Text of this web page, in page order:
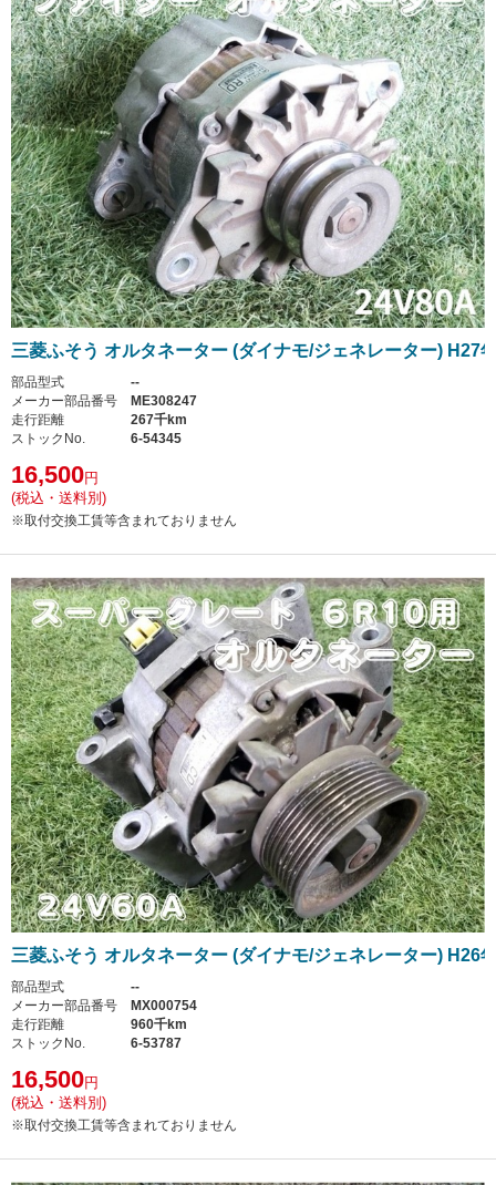
三菱ふそう オルタネーター (ダイナモ/ジェネレーター) H27
部品型式
--
メーカー部品番号
ME308247
走行距離
267千km
ストックNo.
6-54345
16,500円
(税込・送料別)
※取付交換工賃等含まれておりません
三菱ふそう オルタネーター (ダイナモ/ジェネレーター) H26
部品型式
--
メーカー部品番号
MX000754
走行距離
960千km
ストックNo.
6-53787
16,500円
(税込・送料別)
※取付交換工賃等含まれておりません